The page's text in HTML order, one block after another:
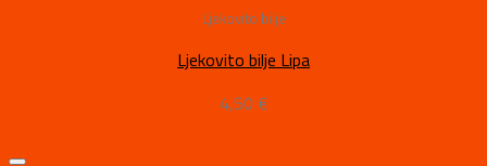
Ljekovito bilje
Ljekovito bilje Lipa
4,50 €